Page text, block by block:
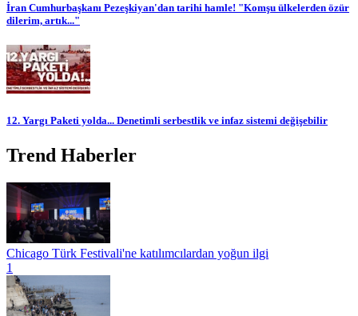
İran Cumhurbaşkanı Pezeşkiyan'dan tarihi hamle! "Komşu ülkelerden özür
dilerim, artık..."
12. Yargı Paketi yolda... Denetimli serbestlik ve infaz sistemi değişebilir
Trend Haberler
Chicago Türk Festivali'ne katılımcılardan yoğun ilgi
1